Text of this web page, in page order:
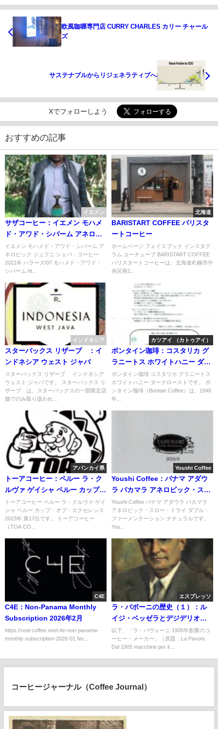
欧風咖喱専門店 CURRY CHARLES カリー チャール
ズ
サステナブルからリジェネラティブへ
Xでフォローしよう
おすすめの記事
イエメン
サザコーヒー：イエメン モハメ
ド・アワド・シバーム アネロビ
ック ジュフニ シェバ・コーヒー
2021年 ハラーズ/07
イエメン モハメド・アワド・シバーム ア
ネロビック ジュフニ シェバ・コーヒー
2021年 ハラーズ/07 モハメド・アワド・
シバーム ht...
北海道
BARISTART COFFEE バリスタ
ートコーヒー
ホームページ フェイスブック インスタグ
ラム ユーチューブ BARISTART COFFEE
バリスタートコーヒーは、北海道札幌市中
央区南1...
インドネシア
スターバックス リザーブ®：イ
ンドネシア ウェスト ジャバ
スターバックス リザーブ® インドネシア
ウェスト ジャバです。 スターバックス リ
ザーブ®は、スターバックスの一部限定店
舗でのみ取り扱われ...
カツアイ （カトゥアイ）
ボンタイン珈琲：コスタリカ グ
ラニートス ホワイトハニー ダー
クロースト
ボンタイン珈琲 コスタリカ グラニートス
ホワイトハニー ダークローストです。 ボ
ンタイン珈琲（Bontain Coffee）は、1948
年...
アバンカイ県
トーアコーヒー：ペルー ラ・ク
ルヴァ ゲイシャ ペルー カップ・
オブ・エクセレンス 2023年 第
17位
トーアコーヒー ペルー ラ・クルヴァ ゲイ
シャ ペルー カップ・オブ・エクセレンス
2023年 第17位です。 トーアコーヒー
（TOA CO...
Youshi Coffee
Youshi Coffee：パナマ アダウ
ラ パカマラ アネロビック・スロ
ー・ドライ ダブル・ファーメン
テーション ナチュラル
Youshi Coffee パナマ アダウラ パカマラ
アネロビック・スロー・ドライ ダブル・
ファーメンテーション ナチュラルです。
You...
C4E
C4E：Non-Panama Monthly
Subscription 2026年2月
https://real-coffee.net/c4e-non-panama-
monthly-subscription-2026-01 No...
エスプレッソ
ラ・パボーニの歴史（１）：ル
イジ・ベッゼラとデジデリオ・
パボーニの時代
以下、「ラ・パヴォーニ 1905年創業のコ
ーヒー・メーカー」（原題：La Pavoni.
Dal 1905 macchine per il ...
コーヒージャーナル（Coffee Journal）